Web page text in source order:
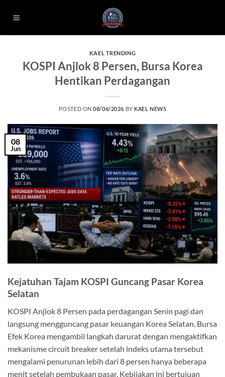
KAEL TRENDING
KOSPI Anjlok 8 Persen, Bursa Korea
Hentikan Perdagangan
POSTED ON08/06/2026 BY KAEL NEWS
08
Jun
Kejatuhan Tajam KOSPI Guncang Pasar Korea
Selatan
KOSPI Anjlok 8 Persen pada perdagangan Senin pagi dan
langsung mengguncang pasar keuangan Korea Selatan. Bursa
Efek Korea mengambil langkah darurat dengan mengaktifkan
mekanisme circuit breaker setelah indeks utama tersebut
mengalami penurunan lebih dari 8 persen hanya beberapa
menit setelah pembukaan pasar. Kebijakan ini bertujuan